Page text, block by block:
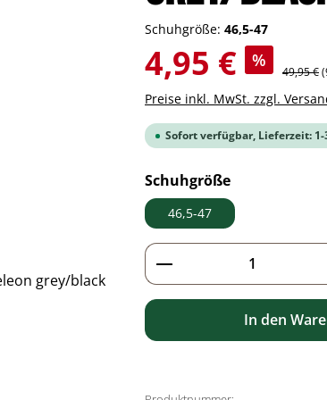
Schuhgröße: 46,5-47
Verkaufspreis:
4,95 € %
49,95 €
Preise inkl. MwSt. zzgl.
Sofort verfügbar, Lieferzeit: 1-
Schuhgrößeauswählen
46,5-47
Produkt Anzahl:
In den